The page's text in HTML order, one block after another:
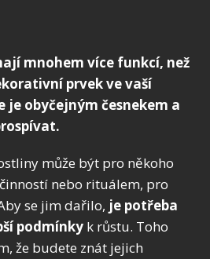
mnohem více funkcí, než
prvek ve vaší
je obyčejným česnekem a
může být pro někoho
nebo rituálem, pro
se jim dařilo, je potřeba
podmínky k růstu. Toho
že budete znát jejich